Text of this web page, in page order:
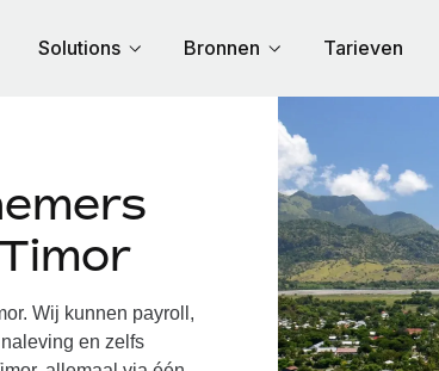
Solutions Bronnen Tarieven
Wij kunnen payroll,
en zelfs